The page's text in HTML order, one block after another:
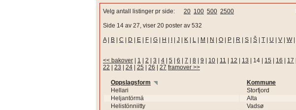
Velg antall listinger pr side: 20 100 500 2500
Side 14 av 27, viser 20 poster av 532
A| B C D E F G H J K L M N O P R S Š T U V W|
<< bakover 1 2 3 4 5 6 7 8 9 10 11 12 13 14 15 16 17
22
23 24 25 26 27 framover >>
Oppslagsform
Kommune
Hellari
Storfjord
Heljantörmä
Alta
Helistönniitty
Vadsø